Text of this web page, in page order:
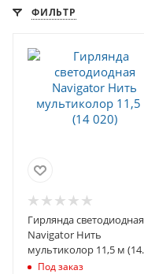
ФИЛЬТР
Гирлянда светодиодная
Navigator Нить
мультиколор 11,5 м (14
020)Под заказ